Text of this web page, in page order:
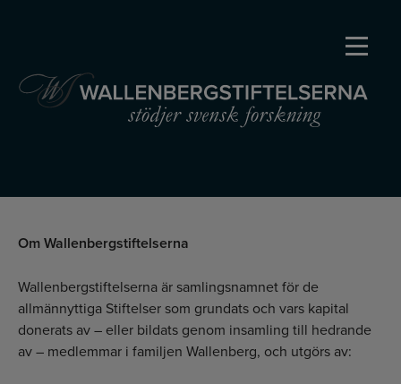
Om Wallenbergstiftelserna
Wallenbergstiftelserna är samlingsnamnet för de
allmännyttiga Stiftelser som grundats och vars kapital
donerats av – eller bildats genom insamling till hedrande
av – medlemmar i familjen Wallenberg, och utgörs av: